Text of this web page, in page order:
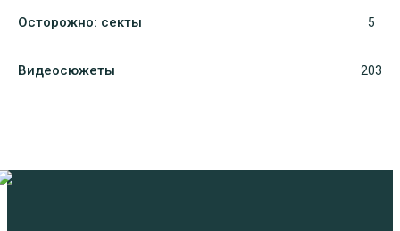
Осторожно: секты 5
Видеосюжеты 203